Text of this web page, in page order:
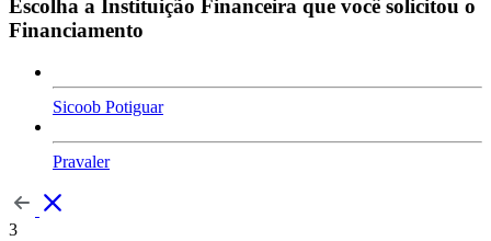
Escolha a Instituição Financeira que você solicitou o
Financiamento
Sicoob Potiguar
Pravaler
3